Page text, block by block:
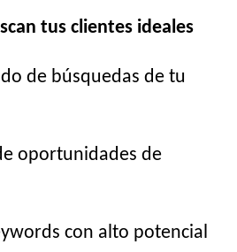
tus clientes ideales
de búsquedas de tu
oportunidades de
con alto potencial